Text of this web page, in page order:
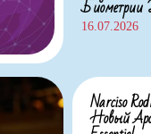
16.07.2026
Narciso
Новый